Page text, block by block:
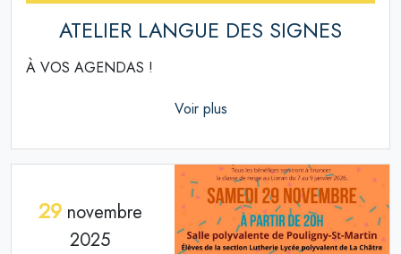
ATELIER LANGUE DES SIGNES
À VOS AGENDAS !
Voir plus
29novembre
2025